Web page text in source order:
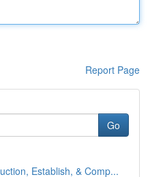
Report Page
Go
Establish, & Comp...